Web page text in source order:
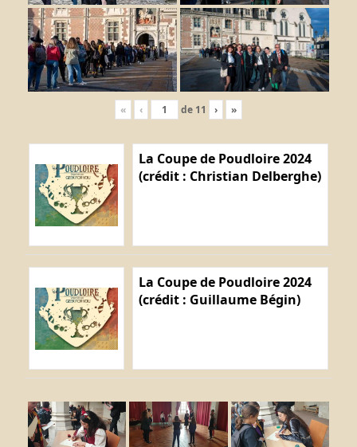
« ‹ de 11 › »
La Coupe de Poudloire 2024
(crédit : Christian Delberghe)
La Coupe de Poudloire 2024
(crédit : Guillaume Bégin)